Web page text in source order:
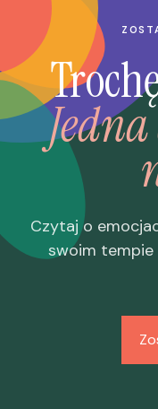
Czytaj o
swoim tempie